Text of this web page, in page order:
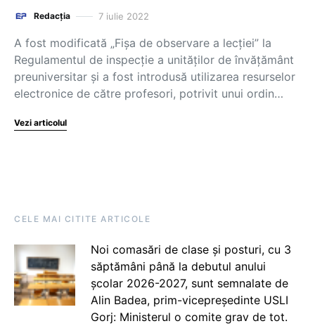
Redacția 7 iulie 2022
A fost modificată „Fișa de observare a lecției” la
Regulamentul de inspecție a unităților de învățământ
preuniversitar și a fost introdusă utilizarea resurselor
electronice de către profesori, potrivit unui ordin…
Vezi articolul
CELE MAI CITITE ARTICOLE
Noi comasări de clase și posturi, cu 3
săptămâni până la debutul anului
școlar 2026-2027, sunt semnalate de
Alin Badea, prim-vicepreședinte USLI
Gorj: Ministerul o comite grav de tot.